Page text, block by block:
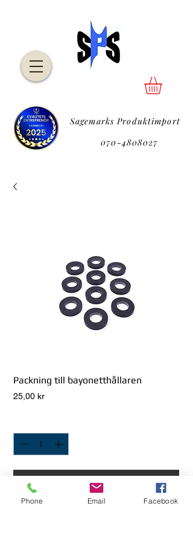
P
Sagemarks Produktimport
070-4808027
P
Packning till bayonetthållaren
25,00 krPris
Lägg i Kundvagn
Phone Email Facebook